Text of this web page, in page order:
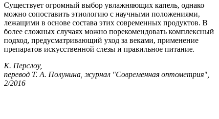
Существует огромный выбор увлажняющих капель, однако
можно сопоставить этиологию с научными положениями,
лежащими в основе состава этих современных продуктов. В
более сложных случаях можно порекомендовать комплексный
подход, предусматривающий уход за веками, применение
препаратов искусственной слезы и правильное питание.
К. Перслоу,
перевод Т. А. Полунина, журнал "Современная оптометрия",
2/2016